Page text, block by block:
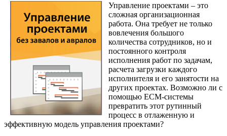
Управление проектами – это
сложная организационная
работа. Она требует не только
вовлечения большого
количества сотрудников, но и
постоянного контроля
исполнения работ по задачам,
расчета загрузки каждого
исполнителя и его занятости на
других проектах. Возможно ли с
помощью ЕСМ-системы
превратить этот рутинный
процесс в отлаженную и
эффективную модель управления проектами?